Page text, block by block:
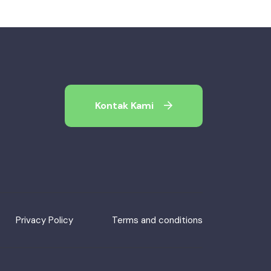
Kontak Kami
Privacy Policy Terms and conditions